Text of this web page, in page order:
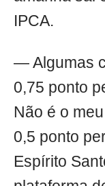
IPCA.
— Algumas
0,75 ponto
Não é o
0,5 ponto
Espírito